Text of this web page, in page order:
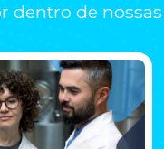
dentro de